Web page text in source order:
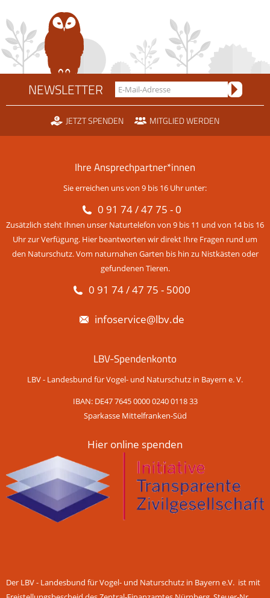
NEWSLETTER
JETZT SPENDEN MITGLIED WERDEN
Ihre Ansprechpartner*innen
Sie erreichen uns von 9 bis 16 Uhr unter:
0 91 74 / 47 75 - 0
Zusätzlich steht Ihnen unser Naturtelefon von 9 bis 11 und von 14 bis 16
Uhr zur Verfügung. Hier beantworten wir direkt Ihre Fragen rund um
den Naturschutz. Vom naturnahen Garten bis hin zu Nistkästen oder
gefundenen Tieren.
0 91 74 / 47 75 - 5000
infoservice@lbv.de
LBV-Spendenkonto
LBV - Landesbund für Vogel- und Naturschutz in Bayern e. V.
IBAN: DE47 7645 0000 0240 0118 33
Sparkasse Mittelfranken-Süd
Hier online spenden
Der LBV - Landesbund für Vogel- und Naturschutz in Bayern e.V. ist mit